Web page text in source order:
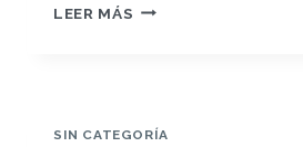
LEER MÁS MÓDULO
SONORA
SIN CATEGORÍA